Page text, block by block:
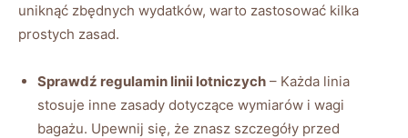
uniknąć zbędnych wydatków, warto zastosować kilka
prostych zasad.
Sprawdź regulamin linii lotniczych – Każda linia
stosuje inne zasady dotyczące wymiarów i wagi
bagażu. Upewnij się, że znasz szczegóły przed